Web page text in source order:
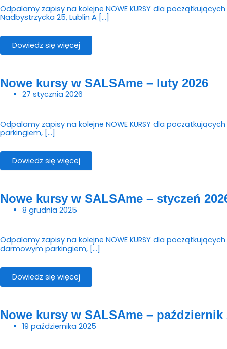
Odpalamy zapisy na kolejne NOWE KURSY dla
Nadbystrzycka 25, Lublin A […]
Dowiedz się więcej
Nowe kursy w SALSAme – luty 2026
27 stycznia 2026
Odpalamy zapisy na kolejne NOWE KURSY dla
parkingiem, […]
Dowiedz się więcej
Nowe kursy w SALSAme – styczeń
8 grudnia 2025
Odpalamy zapisy na kolejne NOWE KURSY dla
darmowym parkingiem, […]
Dowiedz się więcej
Nowe kursy w SALSAme – październik
19 października 2025